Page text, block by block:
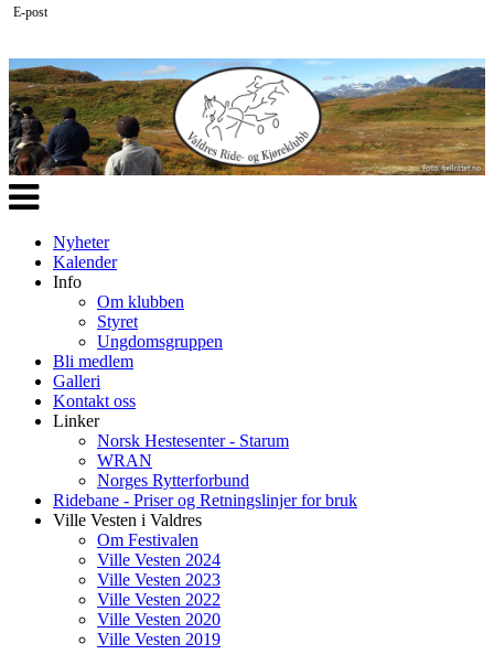
Veksle
navigasjon
Nyheter
Kalender
Info
Om klubben
Styret
Ungdomsgruppen
Bli medlem
Galleri
Kontakt oss
Linker
Norsk Hestesenter - Starum
WRAN
Norges Rytterforbund
Ridebane - Priser og Retningslinjer for bruk
Ville Vesten i Valdres
Om Festivalen
Ville Vesten 2024
Ville Vesten 2023
Ville Vesten 2022
Ville Vesten 2020
Ville Vesten 2019
E-post